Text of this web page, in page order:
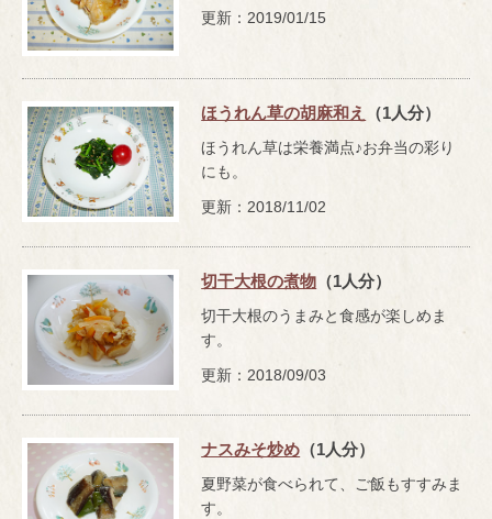
更新：2019/01/15
ほうれん草の胡麻和え （1人分）
ほうれん草は栄養満点♪お弁当の彩り
にも。
更新：2018/11/02
切干大根の煮物 （1人分）
切干大根のうまみと食感が楽しめま
す。
更新：2018/09/03
ナスみそ炒め （1人分）
夏野菜が食べられて、ご飯もすすみま
す。